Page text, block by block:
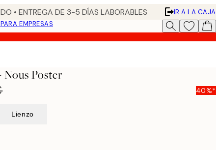
• ENTREGA DE 3-5 DÍAS LABORABLES
IR A LA CAJA
PARA EMPRESAS
Nous Poster
40%*
Lienzo